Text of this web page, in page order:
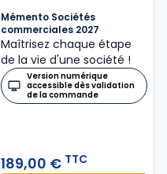
Mémento Sociétés
commerciales 2027
Maîtrisez chaque étape
de la vie d'une société !
Version numérique
accessible dès validation
de la commande
189,00 € TTC